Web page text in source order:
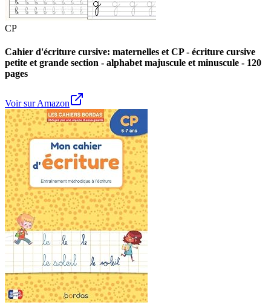
CP
Cahier d'écriture cursive: maternelles et CP - écriture cursive
petite et grande section - alphabet majuscule et minuscule - 120
pages
Voir sur Amazon